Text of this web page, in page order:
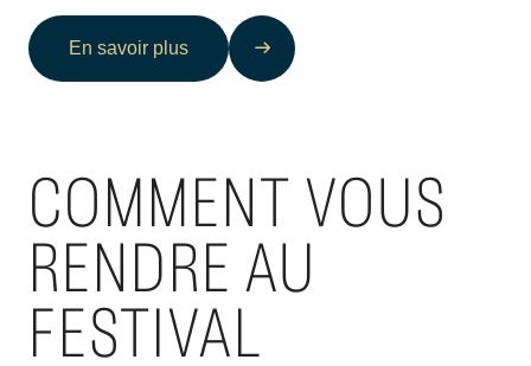
En savoir plus
COMMENT VOUS
RENDRE AU
FESTIVAL